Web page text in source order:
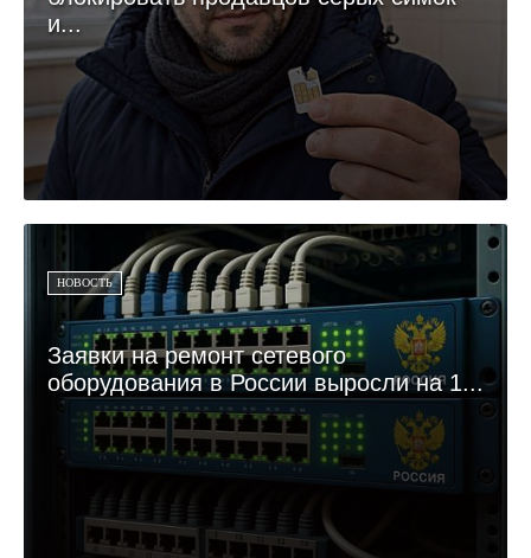
и...
НОВОСТЬ
Заявки на ремонт сетевого
оборудования в России выросли на 1...